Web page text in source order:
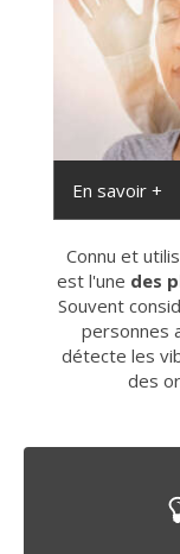
En savoir +
Connu et
est l'une des
Souvent
personnes
détecte les
des